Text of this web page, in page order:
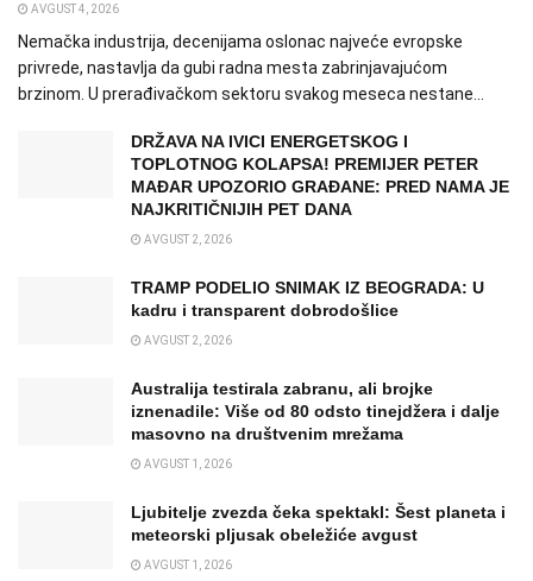
AVGUST 4, 2026
Nemačka industrija, decenijama oslonac najveće evropske
privrede, nastavlja da gubi radna mesta zabrinjavajućom
brzinom. U prerađivačkom sektoru svakog meseca nestane...
DRŽAVA NA IVICI ENERGETSKOG I
TOPLOTNOG KOLAPSA! PREMIJER PETER
MAĐAR UPOZORIO GRAĐANE: PRED NAMA JE
NAJKRITIČNIJIH PET DANA
AVGUST 2, 2026
TRAMP PODELIO SNIMAK IZ BEOGRADA: U
kadru i transparent dobrodošlice
AVGUST 2, 2026
Australija testirala zabranu, ali brojke
iznenadile: Više od 80 odsto tinejdžera i dalje
masovno na društvenim mrežama
AVGUST 1, 2026
Ljubitelje zvezda čeka spektakl: Šest planeta i
meteorski pljusak obeležiće avgust
AVGUST 1, 2026